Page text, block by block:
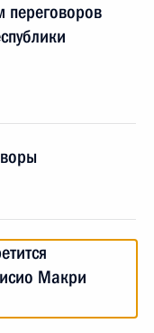
переговоров
Макри